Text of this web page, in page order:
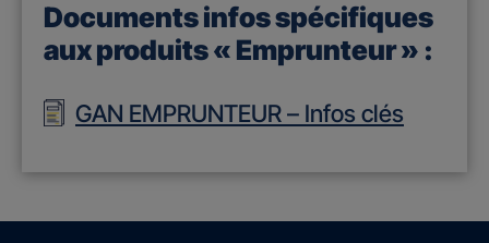
Documents infos spécifiques
aux produits « Emprunteur » :
GAN EMPRUNTEUR – Infos clés